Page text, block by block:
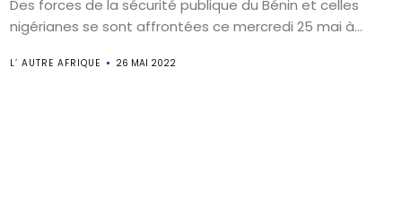
Des forces de la sécurité publique du Bénin et celles
nigérianes se sont affrontées ce mercredi 25 mai à...
L’ AUTRE AFRIQUE 26 MAI 2022